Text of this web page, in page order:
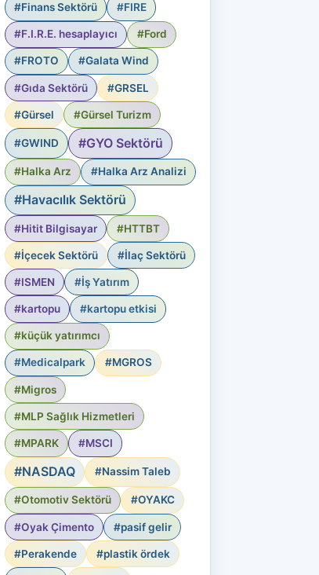
#Finans Sektörü #FIRE
#F.I.R.E. hesaplayıcı #Ford
#FROTO #Galata Wind
#Gıda Sektörü #GRSEL
#Gürsel #Gürsel Turizm
#GWIND #GYO Sektörü
#Halka Arz #Halka Arz Analizi
#Havacılık Sektörü
#Hitit Bilgisayar #HTTBT
#İçecek Sektörü #İlaç Sektörü
#ISMEN #İş Yatırım
#kartopu #kartopu etkisi
#küçük yatırımcı
#Medicalpark #MGROS
#Migros
#MLP Sağlık Hizmetleri
#MPARK #MSCI
#NASDAQ #Nassim Taleb
#Otomotiv Sektörü #OYAKC
#Oyak Çimento #pasif gelir
#Perakende #plastik ördek